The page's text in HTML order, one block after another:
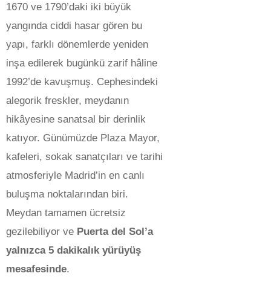
1670 ve 1790’daki iki büyük
yangında ciddi hasar gören bu
yapı, farklı dönemlerde yeniden
inşa edilerek bugünkü zarif hâline
1992’de kavuşmuş. Cephesindeki
alegorik freskler, meydanın
hikâyesine sanatsal bir derinlik
katıyor. Günümüzde Plaza Mayor,
kafeleri, sokak sanatçıları ve tarihi
atmosferiyle Madrid’in en canlı
buluşma noktalarından biri.
Meydan tamamen ücretsiz
gezilebiliyor ve Puerta del Sol’a
yalnızca 5 dakikalık yürüyüş
mesafesinde.